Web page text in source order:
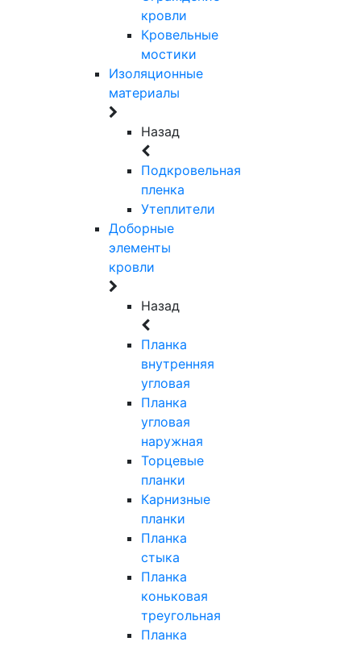
кровли
Кровельные
мостики
Изоляционные
материалы
Назад
Подкровельная
пленка
Утеплители
Доборные
элементы
кровли
Назад
Планка
внутренняя
угловая
Планка
угловая
наружная
Торцевые
планки
Карнизные
планки
Планка
стыка
Планка
коньковая
треугольная
Планка